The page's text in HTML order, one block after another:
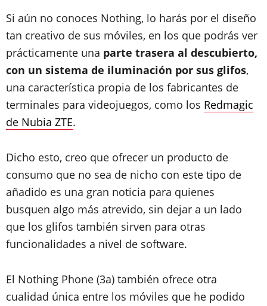
Si aún no conoces Nothing, lo harás por el diseño
tan creativo de sus móviles, en los que podrás ver
prácticamente una parte trasera al descubierto,
con un sistema de iluminación por sus glifos,
una característica propia de los fabricantes de
terminales para videojuegos, como los Redmagic
de Nubia ZTE.
Dicho esto, creo que ofrecer un producto de
consumo que no sea de nicho con este tipo de
añadido es una gran noticia para quienes
busquen algo más atrevido, sin dejar a un lado
que los glifos también sirven para otras
funcionalidades a nivel de software.
El Nothing Phone (3a) también ofrece otra
cualidad única entre los móviles que he podido